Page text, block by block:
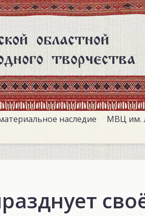
областной
творчества
наследие МВЦ им.